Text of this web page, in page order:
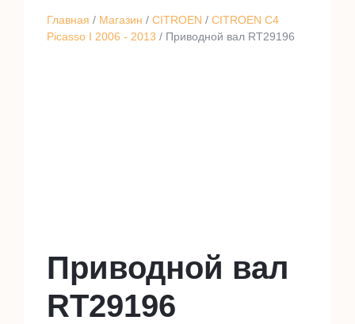
Главная / Магазин / CITROEN / CITROEN C4
Picasso I 2006 - 2013 / Приводной вал RT29196
Приводной вал
RT29196